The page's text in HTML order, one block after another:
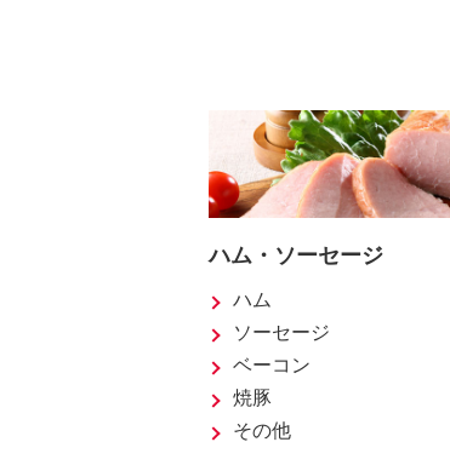
ハム・ソーセージ
ハム
ソーセージ
ベーコン
焼豚
その他